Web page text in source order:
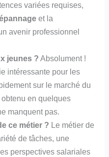
variées requises,
et la
avenir professionnel
jeunes ? Absolument !
intéressante pour les
sur le marché du
obtenu en quelques
manquent pas.
ce métier ? Le métier de
de tâches, une
perspectives salariales